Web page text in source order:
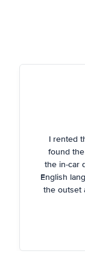
I rented
found
the in-car
English
the outset
helpful
staying